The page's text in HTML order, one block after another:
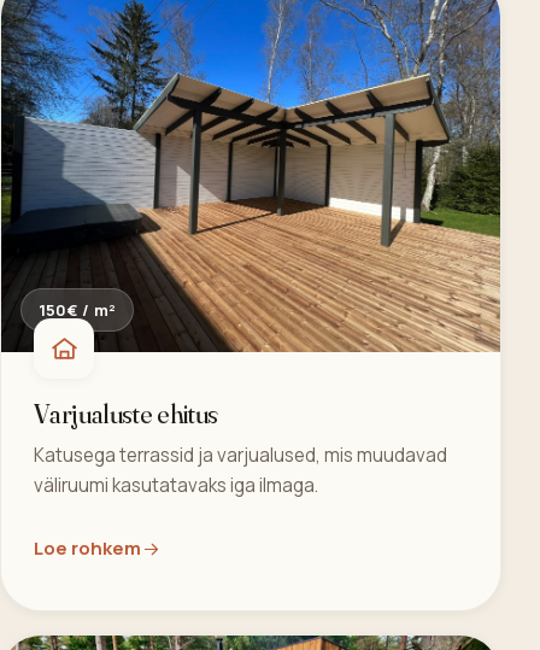
150€ / m²
Varjualuste ehitus
Katusega terrassid ja varjualused, mis muudavad
väliruumi kasutatavaks iga ilmaga.
Loe rohkem